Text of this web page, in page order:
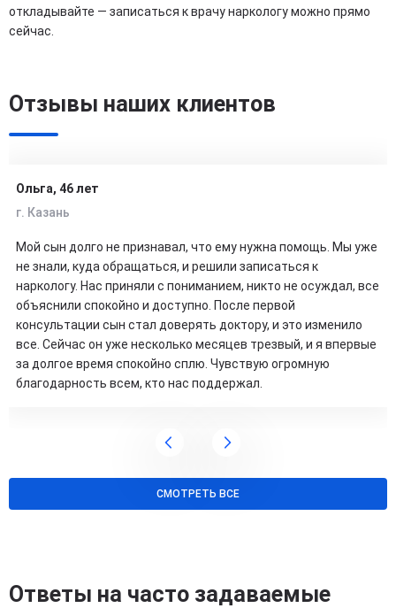
откладывайте — записаться к врачу наркологу можно прямо
сейчас.
Отзывы наших клиентов
Ольга, 46 лет
г. Казань
Мой сын долго не признавал, что ему нужна помощь. Мы уже
не знали, куда обращаться, и решили записаться к
наркологу. Нас приняли с пониманием, никто не осуждал, все
объяснили спокойно и доступно. После первой
консультации сын стал доверять доктору, и это изменило
все. Сейчас он уже несколько месяцев трезвый, и я впервые
за долгое время спокойно сплю. Чувствую огромную
благодарность всем, кто нас поддержал.
СМОТРЕТЬ ВСЕ
Ответы на часто задаваемые